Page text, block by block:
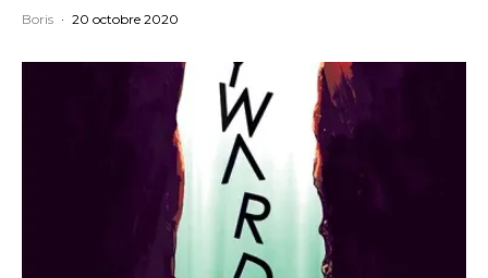
Boris · 20 octobre 2020